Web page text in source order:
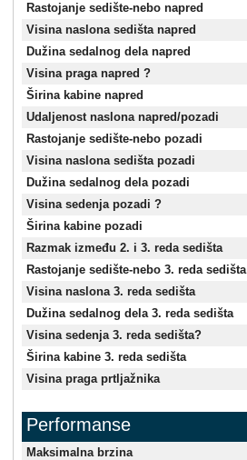
Rastojanje sedište-nebo napred
Visina naslona sedišta napred
Dužina sedalnog dela napred
Visina praga napred ?
Širina kabine napred
Udaljenost naslona napred/pozadi
Rastojanje sedište-nebo pozadi
Visina naslona sedišta pozadi
Dužina sedalnog dela pozadi
Visina sedenja pozadi ?
Širina kabine pozadi
Razmak između 2. i 3. reda sedišta
Rastojanje sedište-nebo 3. reda sedišta
Visina naslona 3. reda sedišta
Dužina sedalnog dela 3. reda sedišta
Visina sedenja 3. reda sedišta?
Širina kabine 3. reda sedišta
Visina praga prtljažnika
Performanse
Maksimalna brzina